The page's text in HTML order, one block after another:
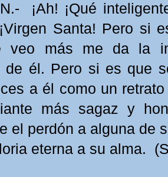
¡Ah! ¡Qué
Santa! Pero si
veo más me da la
de él. Pero si es que
a él como un
más sagaz y
el perdón a alguna de
eterna a su alma.